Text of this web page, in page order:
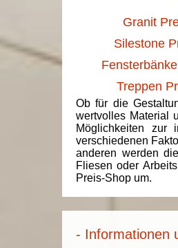
Granit
Silestone
Treppen
Ob für die
wertvolles Material
Möglichkeiten zur
verschiedenen
anderen werden
Fliesen oder
Preis-Shop um.
- Informationen